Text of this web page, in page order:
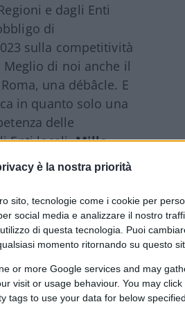
è la nostra priorità
sito, tecnologie come i cookie per
social media e analizzare il nostro
di questa tecnologia. Puoi
momento ritornando su questo
or more Google services and may
visit or usage behaviour. You may
tags to use your data for below
e dagli Enti
di
sulla competitività
di noi anche il
una débâcle. E
in quanto solo una
delle
Enti locali.Mille
per
inutili. Quanto
pane e
del Pd. Basti
un capace
piddina Vera
ferroviaria voluta da
Micheli.